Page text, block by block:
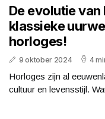
De evolutie
klassieke
horloges!
9 oktober 2024 4
Horloges zijn al
cultuur en levensstijl.